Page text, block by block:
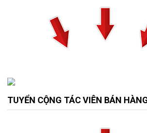
TUYỂN CỘNG TÁC VIÊN BÁN